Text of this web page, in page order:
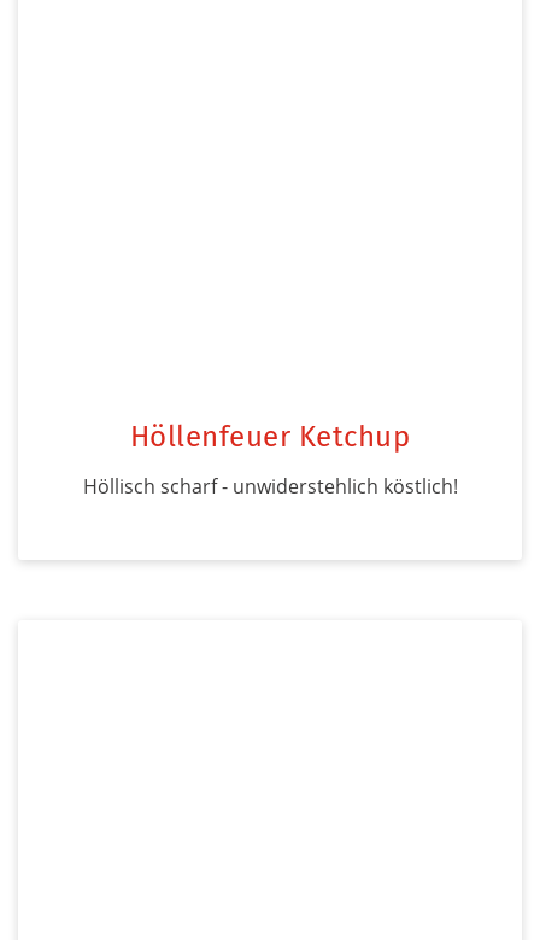
Höllenfeuer Ketchup
Höllisch scharf - unwiderstehlich köstlich!